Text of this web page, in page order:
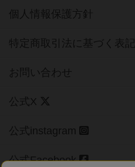
個人情報保護方針
特定商取引法に基づく表記
お問い合わせ
公式X
公式instagram
公式Facebook